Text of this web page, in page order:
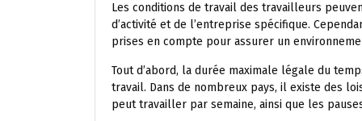
Les conditions de travail des travailleurs
d’activité et de l’entreprise spécifique.
prises en compte pour assurer un
Tout d’abord, la durée maximale légale du
travail. Dans de nombreux pays, il existe des
peut travailler par semaine, ainsi que les